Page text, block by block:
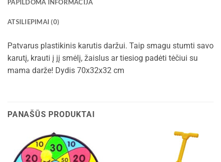
PAPILDOMA INFORMACIJA
ATSILIEPIMAI (0)
Patvarus plastikinis karutis daržui. Taip smagu stumti savo
karutį, krauti į jį smėlį, žaislus ar tiesiog padėti tėčiui su
mama darže! Dydis 70x32x32 cm
PANAŠŪS PRODUKTAI